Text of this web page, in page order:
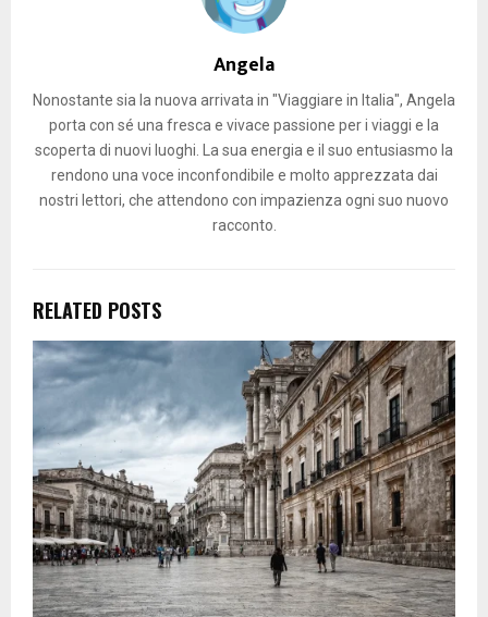
Angela
Nonostante sia la nuova arrivata in "Viaggiare in Italia", Angela
porta con sé una fresca e vivace passione per i viaggi e la
scoperta di nuovi luoghi. La sua energia e il suo entusiasmo la
rendono una voce inconfondibile e molto apprezzata dai
nostri lettori, che attendono con impazienza ogni suo nuovo
racconto.
RELATED POSTS